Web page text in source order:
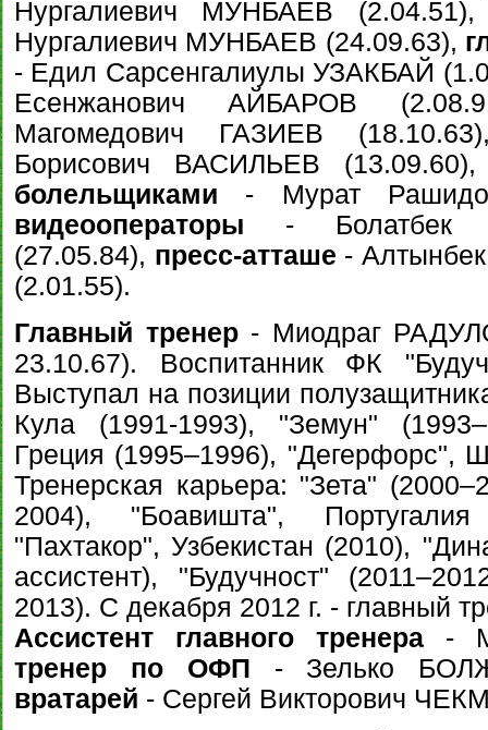
Нургалиевич МУНБАЕВ
Нургалиевич МУНБАЕВ (24.09.63),
- Едил Сарсенгалиулы УЗАКБАЙ
Есенжанович АЙБАРОВ
Магомедович ГАЗИЕВ
Борисович ВАСИЛЬЕВ
болельщиками - Мурат
видеооператоры - Болатбек
(27.05.84), пресс-атташе -
(2.01.55).
Главный тренер- Миодраг
23.10.67). Воспитанник ФК
Выступал на позиции
Кула (1991-1993), "Земун"
Греция (1995–1996), "Дегерфорс",
Тренерская карьера: "Зета"
2004), "Боавишта", Португалия
"Пахтакор", Узбекистан (2010),
ассистент), "Будучност"
2013). С декабря 2012 г. - главный
Ассистент главного тренера -
тренер по ОФП - Зелько
вратарей - Сергей Викторович